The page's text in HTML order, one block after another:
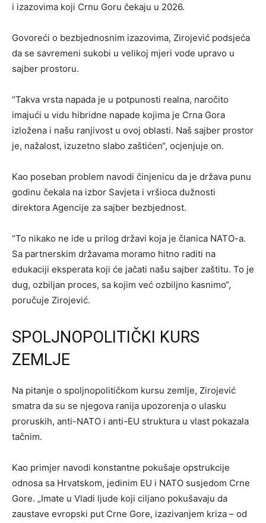
i izazovima koji Crnu Goru čekaju u 2026.
Govoreći o bezbjednosnim izazovima, Zirojević podsjeća
da se savremeni sukobi u velikoj mjeri vode upravo u
sajber prostoru.
“Takva vrsta napada je u potpunosti realna, naročito
imajući u vidu hibridne napade kojima je Crna Gora
izložena i našu ranjivost u ovoj oblasti. Naš sajber prostor
je, nažalost, izuzetno slabo zaštićen“, ocjenjuje on.
Kao poseban problem navodi činjenicu da je država punu
godinu čekala na izbor Savjeta i vršioca dužnosti
direktora Agencije za sajber bezbjednost.
“To nikako ne ide u prilog državi koja je članica NATO-a.
Sa partnerskim državama moramo hitno raditi na
edukaciji eksperata koji će jačati našu sajber zaštitu. To je
dug, ozbiljan proces, sa kojim već ozbiljno kasnimo“,
poručuje Zirojević.
SPOLJNOPOLITIČKI KURS
ZEMLJE
Na pitanje o spoljnopolitičkom kursu zemlje, Zirojević
smatra da su se njegova ranija upozorenja o ulasku
proruskih, anti-NATO i anti-EU struktura u vlast pokazala
tačnim.
Kao primjer navodi konstantne pokušaje opstrukcije
odnosa sa Hrvatskom, jedinim EU i NATO susjedom Crne
Gore. „Imate u Vladi ljude koji ciljano pokušavaju da
zaustave evropski put Crne Gore, izazivanjem kriza – od